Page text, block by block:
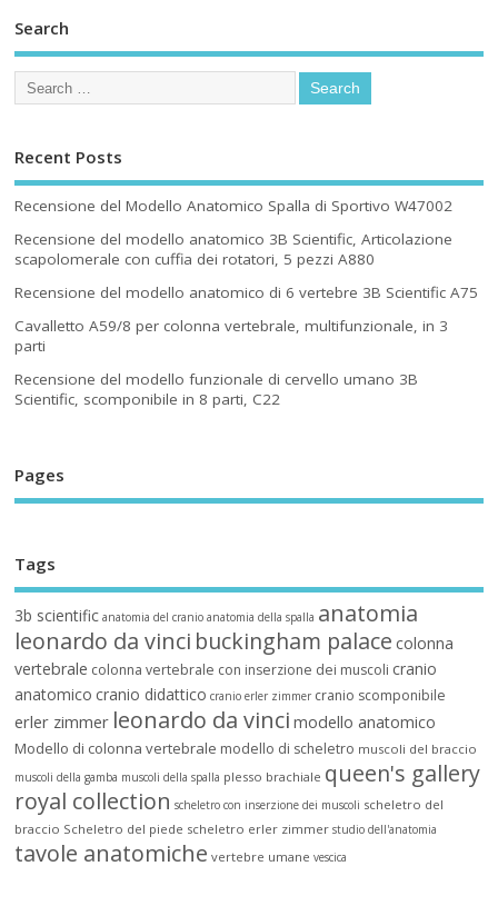
Search
Recent Posts
Recensione del Modello Anatomico Spalla di Sportivo W47002
Recensione del modello anatomico 3B Scientific, Articolazione
scapolomerale con cuffia dei rotatori, 5 pezzi A880
Recensione del modello anatomico di 6 vertebre 3B Scientific A75
Cavalletto A59/8 per colonna vertebrale, multifunzionale, in 3
parti
Recensione del modello funzionale di cervello umano 3B
Scientific, scomponibile in 8 parti, C22
Pages
Tags
3b scientific anatomia del cranio anatomia della spalla anatomia
leonardo da vinci buckingham palace colonna
vertebrale colonna vertebrale con inserzione dei muscoli cranio
anatomico cranio didattico cranio erler zimmer cranio scomponibile
erler zimmer leonardo da vinci modello anatomico
Modello di colonna vertebrale modello di scheletro muscoli del braccio
muscoli della gamba muscoli della spalla plesso brachiale queen's gallery
royal collection scheletro con inserzione dei muscoli scheletro del
braccio Scheletro del piede scheletro erler zimmer studio dell'anatomia
tavole anatomiche vertebre umane vescica